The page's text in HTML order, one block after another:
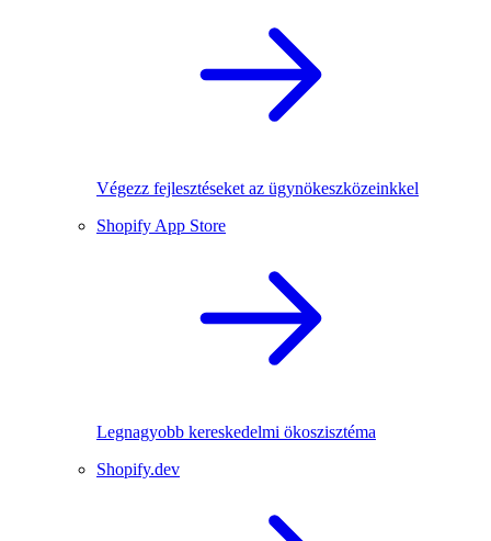
Végezz fejlesztéseket az ügynökeszközeinkkel
Shopify App Store
Legnagyobb kereskedelmi ökoszisztéma
Shopify.dev